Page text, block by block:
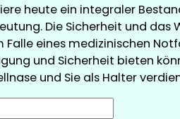
heute ein integraler
Die Sicherheit und das
eines medizinischen
und Sicherheit bieten
und Sie als Halter